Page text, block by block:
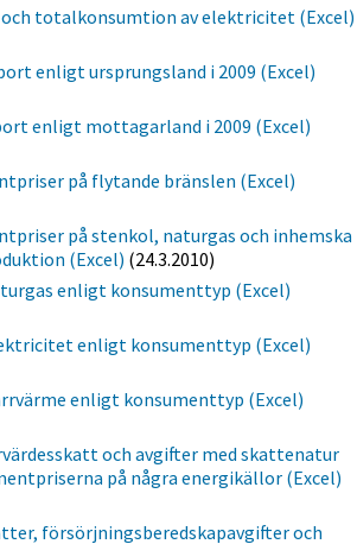
totalkonsumtion av elektricitet (Excel)
enligt ursprungsland i 2009 (Excel)
enligt mottagarland i 2009 (Excel)
på flytande bränslen (Excel)
på stenkol, naturgas och inhemska
(Excel) (24.3.2010)
enligt konsumenttyp (Excel)
enligt konsumenttyp (Excel)
enligt konsumenttyp (Excel)
och avgifter med skattenatur
på några energikällor (Excel)
försörjningsberedskapavgifter och